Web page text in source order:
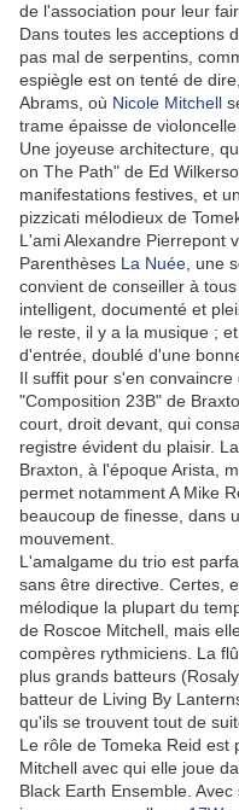
de l'association pour leur
Dans toutes les acceptions
pas mal de serpentins,
espiègle est on tenté de
Abrams, où Nicole Mitchell
trame épaisse de
Une joyeuse architecture,
on The Path" de Ed
manifestations festives, et
pizzicati mélodieux de
L'ami Alexandre Pierrepont
Parenthèses La Nuée , une
convient de conseiller à
intelligent, documenté et
le reste, il y a la musique ;
d'entrée, doublé d'une
Il suffit pour s'en
"Composition 23B" de
court, droit devant, qui
registre évident du plaisir.
Braxton, à l'époque Arista,
permet notamment A Mike
beaucoup de finesse, dans
mouvement.
L'amalgame du trio est
sans être directive. Certes,
mélodique la plupart du
de Roscoe Mitchell, mais
compères rythmiciens. La
plus grands batteurs
batteur de Living By
qu'ils se trouvent tout de
Le rôle de Tomeka Reid est
Mitchell avec qui elle joue
Black Earth Ensemble.